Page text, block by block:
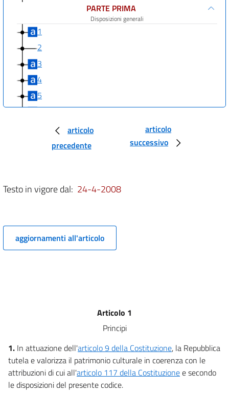
PARTE PRIMA
Disposizioni generali
1
2
3
4
5
6
7 bis
9 bis
TITOLO I
Oggetto della tutela
15
16
17
articolo
precedente
articolo
successivo
Testo in vigore dal: 24-4-2008
aggiornamenti all'articolo
Articolo 1
Principi
1. In attuazione dell'articolo 9 della Costituzione, la Repubblica
tutela e valorizza il patrimonio culturale in coerenza con le
attribuzioni di cui all'articolo 117 della Costituzionee secondo
le disposizioni del presente codice.